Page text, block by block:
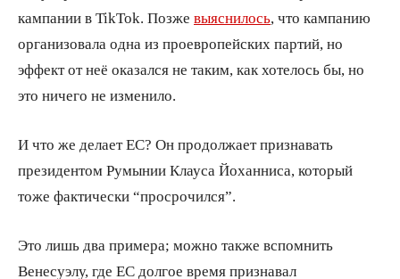
кампании в TikTok. Позже выяснилось , что кампанию
организовала одна из проевропейских партий, но
эффект от неё оказался не таким, как хотелось бы, но
это ничего не изменило.
И что же делает ЕС? Он продолжает признавать
президентом Румынии Клауса Йоханниса, который
тоже фактически “просрочился”.
Это лишь два примера; можно также вспомнить
Венесуэлу, где ЕС долгое время признавал